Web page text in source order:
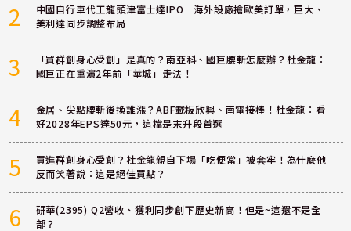
2
中國自行車代工龍頭津富士達IPO 海外設廠搶歐美訂單，巨大、
美利達同步調整布局
3
「買群創身心受創」是真的？南亞科、國巨腰斬怎麼辦？杜金龍：
國巨正在重演2年前「華城」走法！
4
金居、尖點腰斬後換誰漲？ABF載板欣興、南電接棒！杜金龍：看
好2028年EPS達50元，這檔是末升段首選
5
買進群創身心受創？杜金龍親自下場「吃便當」被套牢！為什麼他
反而笑著說：這是絕佳買點？
6
研華(2395) Q2營收、獲利同步創下歷史新高！但是~這還不是全
部？